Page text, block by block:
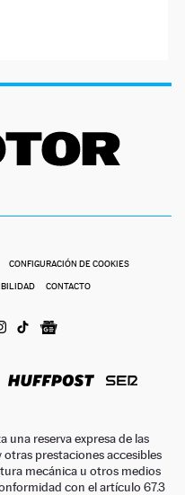
CONFIGURACIÓN DE COOKIES
CONTACTO
una reserva expresa de las
otras prestaciones accesibles
mecánica u otros medios
con el artículo 67.3